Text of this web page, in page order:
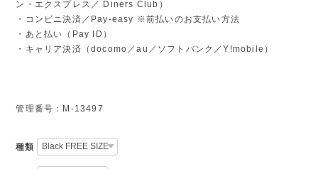
ン・エクスプレス／ Diners Club）
・コンビニ決済／Pay-easy ※前払いのお支払い方法
・あと払い（Pay ID）
・キャリア決済（docomo／au／ソフトバンク／Y!mobile）
管理番号：M-13497
種類